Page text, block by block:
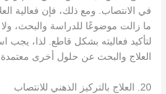
في الانتصاب. ومع ذلك، فإن فعالية
ما زالت موضوعًا للدراسة والبحث،
لتأكيد فعاليته بشكل قاطع. لذا، يجب
العلاج والبحث عن حلول أخرى
20. العلاج بالتركيز الذهني للانتصاب